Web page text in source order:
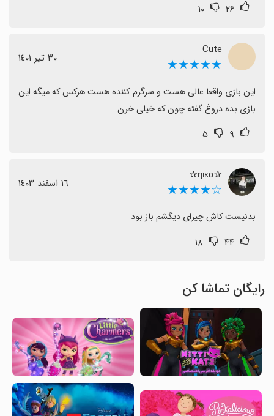
۲۶ ۱۰
Cute
★★★★★ ٣٠ تیر ١٤٠١
بازی بده دروغ گفته چون که خیلی خرن
۹ ۵
✰ηιкα✰
☆★★★★ ١٦ اسفند ١٤٠٣
بدنیست کاش چیزای دیگشم باز بود
۴۴ ۱۸
رایگان تماشا کن